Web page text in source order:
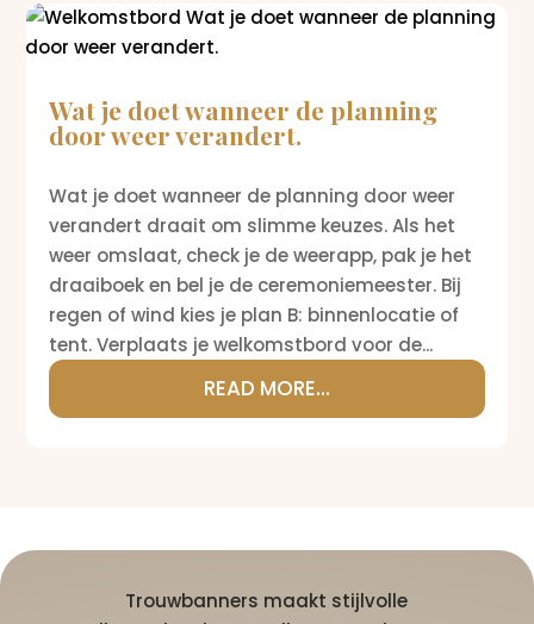
Wat je doet wanneer de planning
door weer verandert.
Wat je doet wanneer de planning door weer
verandert draait om slimme keuzes. Als het
weer omslaat, check je de weerapp, pak je het
draaiboek en bel je de ceremoniemeester. Bij
regen of wind kies je plan B: binnenlocatie of
tent. Verplaats je welkomstbord voor de...
READ MORE...
Trouwbanners maakt stijlvolle